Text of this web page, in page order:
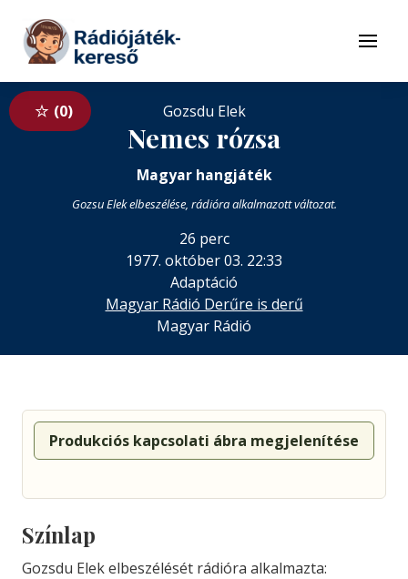
Tovább a tartalomhoz
Menü
0 Gozsdu Elek
Nemes rózsa
Magyar hangjáték
Gozsu Elek elbeszélése, rádióra alkalmazott változat.
26 perc
1977. október 03. 22:33
Adaptáció
Magyar Rádió Derűre is derű
Magyar Rádió
Produkciós kapcsolati ábra megjelenítése
Színlap
Gozsdu Elek elbeszélését rádióra alkalmazta: